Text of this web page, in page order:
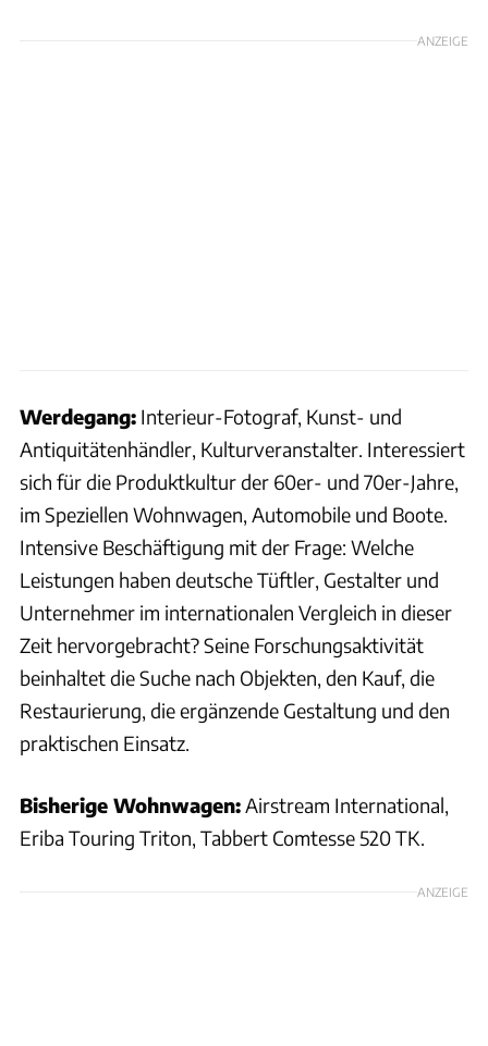
ANZEIGE
Werdegang: Interieur-Fotograf, Kunst- und
Antiquitätenhändler, Kulturveranstalter. Interessiert
sich für die Produktkultur der 60er- und 70er-Jahre,
im Speziellen Wohnwagen, Automobile und Boote.
Intensive Beschäftigung mit der Frage: Welche
Leistungen haben deutsche Tüftler, Gestalter und
Unternehmer im internationalen Vergleich in dieser
Zeit hervorgebracht? Seine Forschungsaktivität
beinhaltet die Suche nach Objekten, den Kauf, die
Restaurierung, die ergänzende Gestaltung und den
praktischen Einsatz.
Bisherige Wohnwagen:Airstream International,
Eriba Touring Triton, Tabbert Comtesse 520 TK.
ANZEIGE